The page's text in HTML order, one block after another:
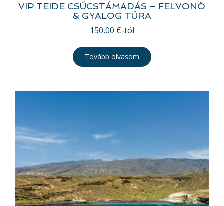
VIP TEIDE CSÚCSTÁMADÁS – FELVONÓ
& GYALOG TÚRA
150,00 €-tól
Tovább olvasom